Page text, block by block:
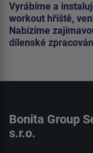
Vyrábíme a
workout hřiště,
Nabízíme
dílenské
Bonita Group
s.r.o.